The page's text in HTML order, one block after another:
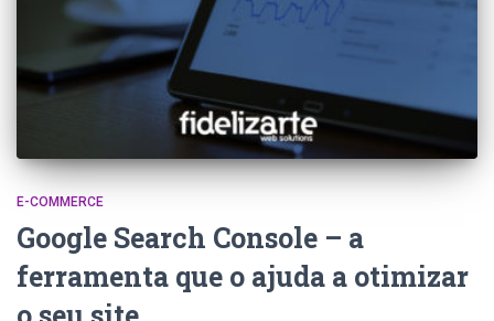
E-COMMERCE
Google Search Console – a
ferramenta que o ajuda a otimizar